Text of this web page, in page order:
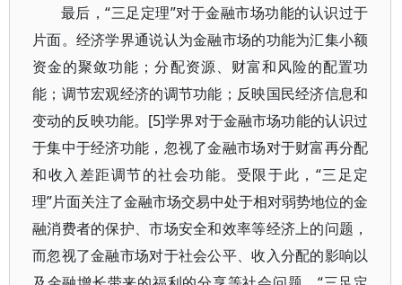
最后，“三足定理”对于金融市场功能的认识过于
片面。经济学界通说认为金融市场的功能为汇集小额
资金的聚敛功能；分配资源、财富和风险的配置功
能；调节宏观经济的调节功能；反映国民经济信息和
变动的反映功能。[5]学界对于金融市场功能的认识过
于集中于经济功能，忽视了金融市场对于财富再分配
和收入差距调节的社会功能。受限于此，“三足定
理”片面关注了金融市场交易中处于相对弱势地位的金
融消费者的保护、市场安全和效率等经济上的问题，
而忽视了金融市场对于社会公平、收入分配的影响以